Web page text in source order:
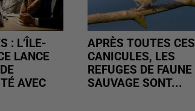
: L’ÎLE-
LANCE
AVEC
APRÈS TOUTES CES
CANICULES, LES
REFUGES DE FAUNE
SAUVAGE SONT...